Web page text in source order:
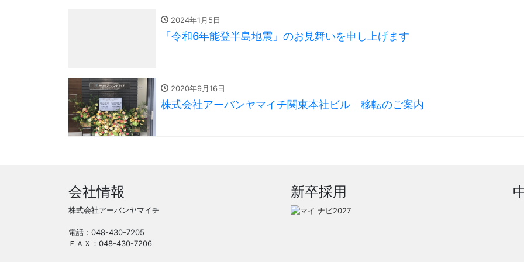
2024年1月5日
「令和6年能登半島地震」のお見舞いを申し上げます
2020年9月16日
株式会社アーバンヤマイチ関東本社ビル 移転のご案内
会社情報
株式会社アーバンヤマイチ
電話：048-430-7205
ＦＡＸ：048-430-7206
新卒採用